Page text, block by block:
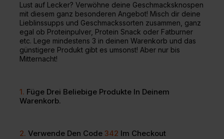
Lust auf Lecker? Verwöhne deine Geschmacksknospen
mit diesem ganz besonderen Angebot! Misch dir deine
Lieblinssupps und Geschmackssorten zusammen, ganz
egal ob Proteinpulver, Protein Snack oder Fatburner
etc. Lege mindestens 3 in deinen Warenkorb und das
günstigere Produkt gibt es umsonst! Aber nur bis
Mitternacht!
1. Füge Drei Beliebige Produkte In Deinem
Warenkorb.
2. Verwende Den Code 342 Im Checkout